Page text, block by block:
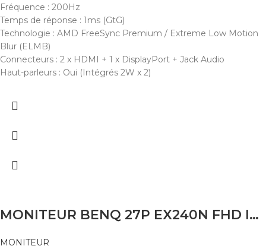
Fréquence : 200Hz
Temps de réponse : 1ms (GtG)
Technologie : AMD FreeSync Premium / Extreme Low Motion
Blur (ELMB)
Connecteurs : 2 x HDMI + 1 x DisplayPort + Jack Audio
Haut-parleurs : Oui (Intégrés 2W x 2)
MONITEUR BENQ 27P EX240N FHD IPS 100HZ
MONITEUR